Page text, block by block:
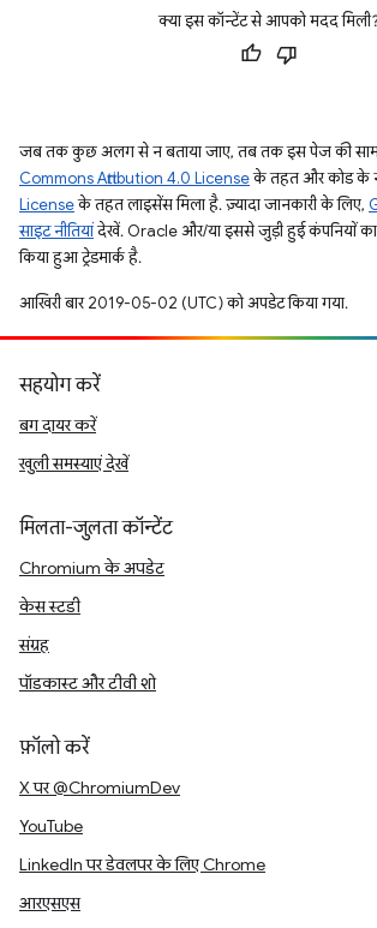
क्या इस कॉन्टेंट से आपको मदद
जब तक कुछ अलग से न बताया जाए, तब तक इस पेज की
Commons Attribution 4.0 Licenseके तहत और कोड के
Licenseके तहत लाइसेंस मिला है. ज़्यादा जानकारी के लिए,
साइट नीतियांदेखें. Oracle और/या इससे जुड़ी हुई कंपनियों
किया हुआ ट्रेडमार्क है.
आखिरी बार 2019-05-02 (UTC) को अपडेट किया गया.
सहयोग करें
बग दायर करें
खुली समस्याएं देखें
मिलता-जुलता कॉन्टेंट
Chromium के अपडेट
केस स्टडी
संग्रह
पॉडकास्ट और टीवी शो
फ़ॉलो करें
X पर @ChromiumDev
YouTube
LinkedIn पर डेवलपर के लिए Chrome
आरएसएस